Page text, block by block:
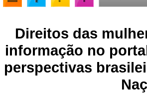
Direitos das
informação no
perspectivas